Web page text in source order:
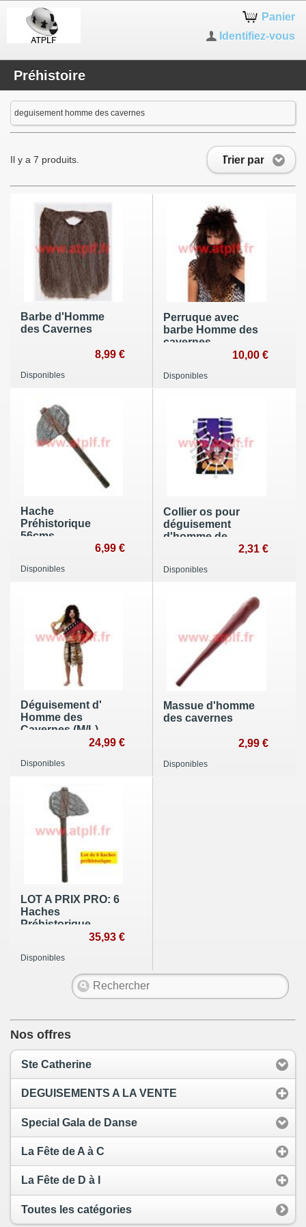
Panier
Identifiez-vous
Préhistoire
deguisement homme des cavernes
Trier par
Il y a 7 produits.
Barbe d'Homme
des Cavernes
8,99 €
Disponibles
Perruque avec
barbe Homme des
cavernes,
10,00 €
Disponibles
Hache
Préhistorique
56cms
6,99 €
Disponibles
Collier os pour
déguisement
d'homme de
2,31 €
Disponibles
Déguisement d'
Homme des
Cavernes (M/L)
24,99 €
Disponibles
Massue d'homme
des cavernes
2,99 €
Disponibles
LOT A PRIX PRO: 6
Haches
Préhistorique
35,93 €
Disponibles
Nos offres
Ste Catherine
DEGUISEMENTS A LA VENTE
Special Gala de Danse
La Fête de A à C
La Fête de D à I
Toutes les catégories